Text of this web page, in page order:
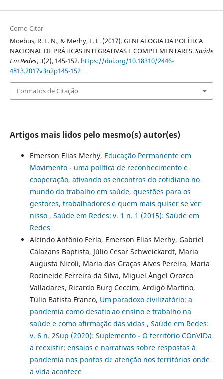
Como Citar
Moebus, R. L. N., & Merhy, E. E. (2017). GENEALOGIA DA POLÍTICA
NACIONAL DE PRÁTICAS INTEGRATIVAS E COMPLEMENTARES.Saúde
Em Redes,3(2), 145-152. https://doi.org/10.18310/2446-
4813.2017v3n2p145-152
Formatos de Citação
Artigos mais lidos pelo mesmo(s) autor(es)
Emerson Elias Merhy, Educação Permanente em
Movimento - uma política de reconhecimento e
cooperação, ativando os encontros do cotidiano no
mundo do trabalho em saúde, questões para os
gestores, trabalhadores e quem mais quiser se ver
nisso , Saúde em Redes: v. 1 n. 1 (2015): Saúde em
Redes
Alcindo Antônio Ferla, Emerson Elias Merhy, Gabriel
Calazans Baptista, Júlio Cesar Schweickardt, Maria
Augusta Nicoli, Maria das Graças Alves Pereira, Maria
Rocineide Ferreira da Silva, Miguel Ángel Orozco
Valladares, Ricardo Burg Ceccim, Ardigò Martino,
Túlio Batista Franco, Um paradoxo civilizatório: a
pandemia como desafio ao ensino e trabalho na
saúde e como afirmação das vidas , Saúde em Redes:
v. 6 n. 2Sup (2020): Suplemento - O território COnVIDa
a reexistir: ensaios e narrativas sobre respostas à
pandemia nos pontos de atenção nos territórios onde
a vida acontece